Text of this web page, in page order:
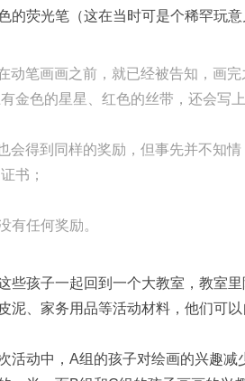
的荧光笔（这在当时可是个稀罕玩意
动笔画画之前，就已经被告知，画
金色的星星、红色的丝带，还会写
会得到同样的奖励，但事先并不知
书；
有任何奖励。
些孩子一起回到一个大教室，教室里
泥、家务用品等活动材料，他们可以
活动中，A组的孩子对绘画的兴趣减